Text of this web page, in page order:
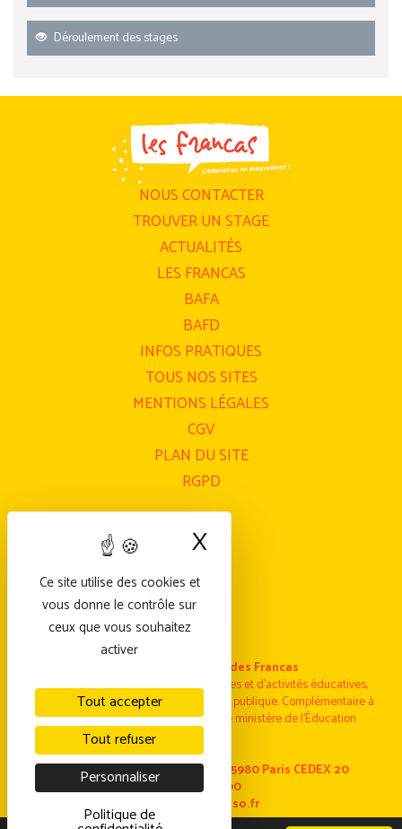
Déroulement des stages
NOUS CONTACTER
TROUVER UN STAGE
ACTUALITÉS
LES FRANCAS
BAFA
BAFD
INFOS PRATIQUES
TOUS NOS SITES
MENTIONS LÉGALES
CGV
PLAN DU SITE
RGPD
Fédération nationale des Francas
Fédération nationale laïque de structures et d’activités éducatives,
sociales et culturelles Reconnue d’utilité publique. Complémentaire à
l’Enseignement public et agrée par le ministère de l’Éducation
Les Francas – 10/14 rue Tolain 75980 Paris CEDEX 20
01 44 64 21 00
www.francas.asso.fr
Copyright@Les Francas
Ce site utilise des cookies et
vous donne le contrôle sur
ceux que vous souhaitez
activer
Tout accepter
Tout refuser
Personnaliser
Politique de
X